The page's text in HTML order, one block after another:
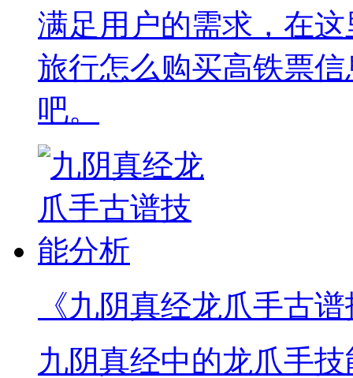
满足用户的需求，在
旅行怎么购买高铁票
吧。
《九阴真经龙爪手古
九阴真经中的龙爪手